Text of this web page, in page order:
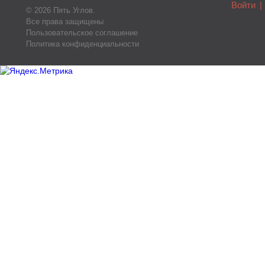
© 2026 Пять Углов.
Все права защищены
Пользовательское соглашение
Политика конфиденциальности
Войти